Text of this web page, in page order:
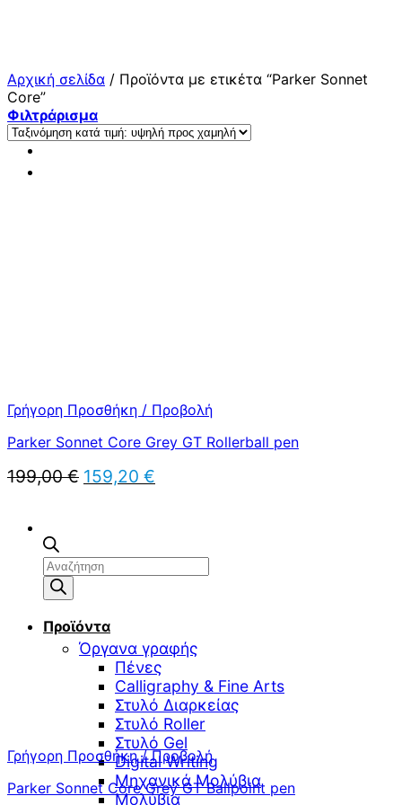
Αναζήτηση
προϊόντων
Προϊόντα
Όργανα γραφής
Πένες
Calligraphy & Fine Arts
Στυλό Διαρκείας
Στυλό Roller
Στυλό Gel
Digital Writing
Μηχανικά Μολύβια
Μολύβια
Αρχική σελίδα / Προϊόντα με ετικέτα “Parker Sonnet
Core”
Φιλτράρισμα
Γρήγορη Προσθήκη / Προβολή
Parker Sonnet Core Grey GT Rollerball pen
199,00€ Original
price
159,20 €
Γρήγορη Προσθήκη / Προβολή
Parker Sonnet Core Grey GT Ballpoint pen